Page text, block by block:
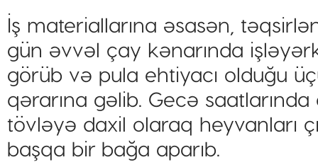
İş materiallarına əsasən,
gün əvvəl çay kənarında
görüb və pula ehtiyacı olduğu
qərarına gəlib. Gecə saatlarında
tövləyə daxil olaraq heyvanları
başqa bir bağa aparıb.